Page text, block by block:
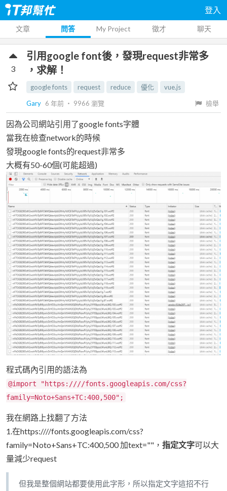
登入
文章 問答 My Project 徵才 聊天
引用google font後，發現request非常多
，求解！
google fonts request reduce 優化
vue.js
Gary 6 年前 ‧ 9966 瀏覽 檢舉
3
因為公司網站引用了google fonts字體
當我在檢查network的時候
發現google fonts的request非常多
大概有50-60個(可能超過)
程式碼內引用的語法為
@import "https:////fonts.googleapis.com/css?
family=Noto+Sans+TC:400,500";
我在網路上找翻了方法
1.在https:////fonts.googleapis.com/css?
family=Noto+Sans+TC:400,500 加text=""， 指定文字可以大
量減少request
但我是整個網站都要使用此字形，所以指定文字這招不行